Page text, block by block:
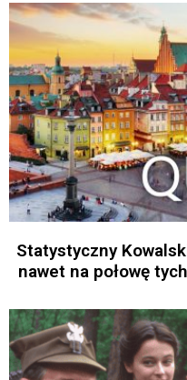
Statystyczny
nawet na połowę